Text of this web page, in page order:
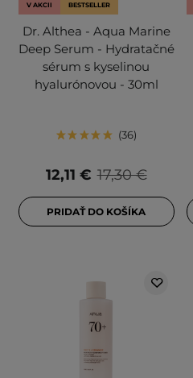
V AKCII BESTSELLER
Dr. Althea - Aqua Marine
Deep Serum - Hydratačné
sérum s kyselinou
hyalurónovou - 30ml
36
17,30 €
12,11 €
PRIDAŤ DO KOŠÍKA